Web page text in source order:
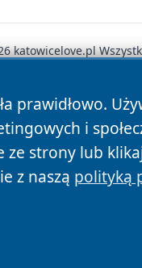
prawidłowo.
i
strony lub
z naszą polityką
katowicelove.pl
Polityka